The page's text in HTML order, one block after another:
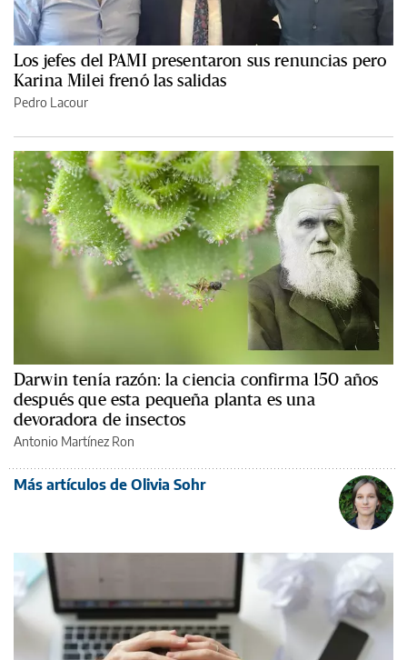
Los jefes del PAMI presentaron sus renuncias pero
Karina Milei frenó las salidas
Pedro Lacour
Darwin tenía razón: la ciencia confirma 150 años
después que esta pequeña planta es una
devoradora de insectos
Antonio Martínez Ron
Más artículos de Olivia Sohr